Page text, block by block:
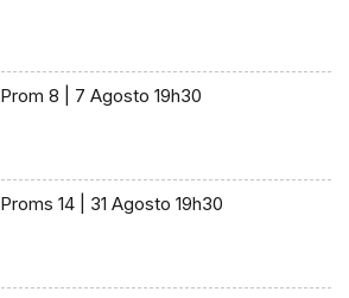
Prom 8 | 7 Agosto 19h30
Proms 14 | 31 Agosto 19h30